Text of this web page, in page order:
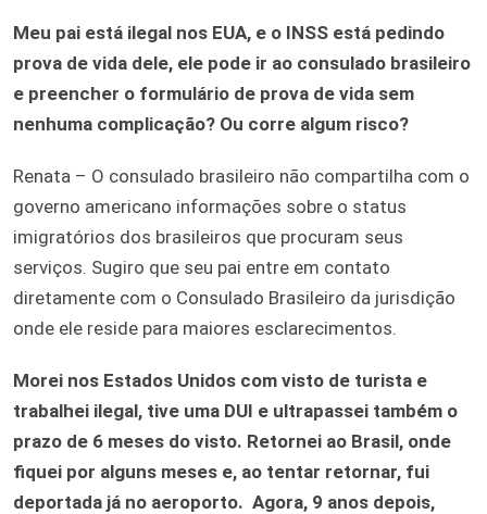
Meu pai está ilegal nos EUA, e o INSS está pedindo
prova de vida dele, ele pode ir ao consulado brasileiro
e preencher o formulário de prova de vida sem
nenhuma complicação? Ou corre algum risco?
Renata – O consulado brasileiro não compartilha com o
governo americano informações sobre o status
imigratórios dos brasileiros que procuram seus
serviços. Sugiro que seu pai entre em contato
diretamente com o Consulado Brasileiro da jurisdição
onde ele reside para maiores esclarecimentos.
Morei nos Estados Unidos com visto de turista e
trabalhei ilegal, tive uma DUI e ultrapassei também o
prazo de 6 meses do visto. Retornei ao Brasil, onde
fiquei por alguns meses e, ao tentar retornar, fui
deportada já no aeroporto. Agora, 9 anos depois,